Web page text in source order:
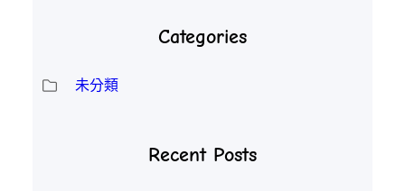
Categories
未分類
Recent Posts